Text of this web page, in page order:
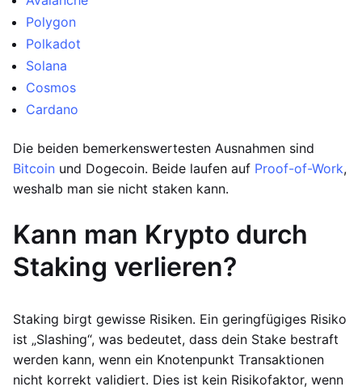
Polygon
Polkadot
Solana
Cosmos
Cardano
Die beiden bemerkenswertesten Ausnahmen sind
Bitcoin und Dogecoin. Beide laufen auf Proof-of-Work,
weshalb man sie nicht staken kann.
Kann man Krypto durch
Staking verlieren?
Staking birgt gewisse Risiken. Ein geringfügiges Risiko
ist „Slashing“, was bedeutet, dass dein Stake bestraft
werden kann, wenn ein Knotenpunkt Transaktionen
nicht korrekt validiert. Dies ist kein Risikofaktor, wenn